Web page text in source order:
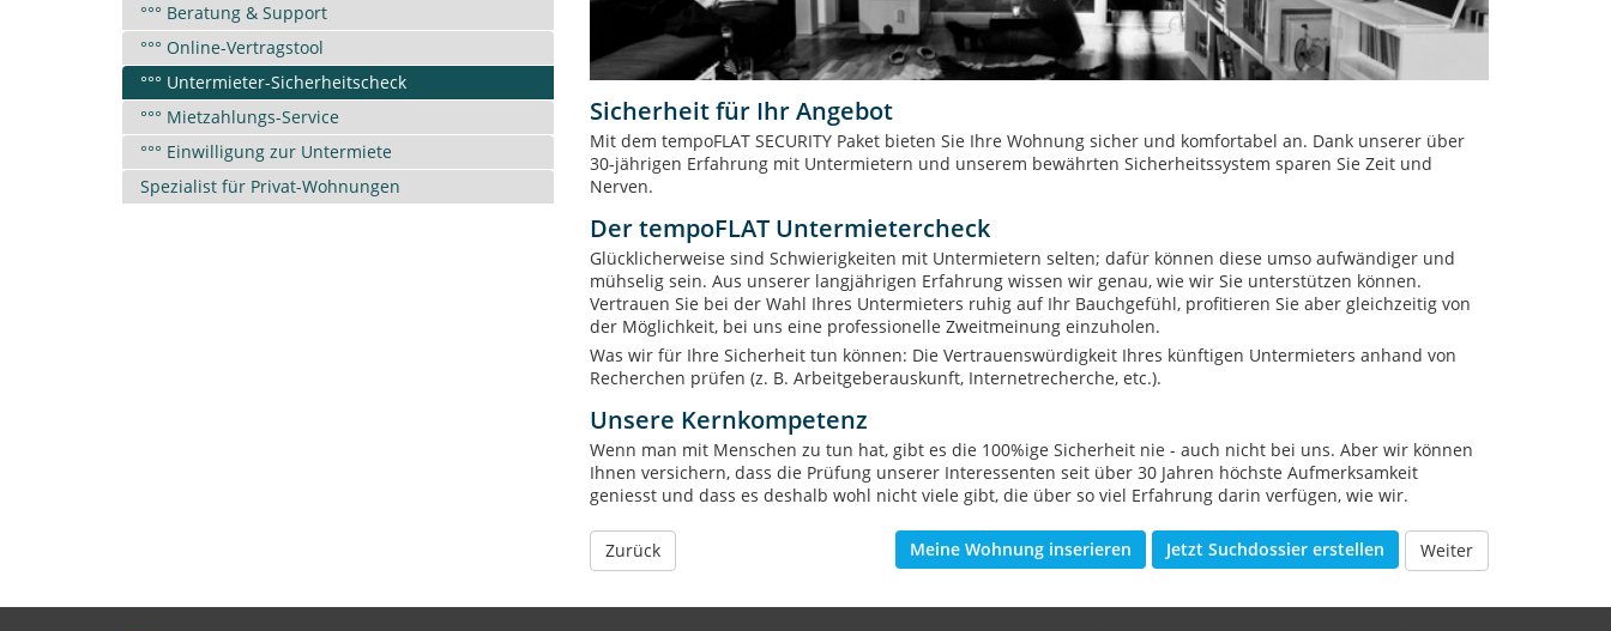
°°° Beratung & Support
°°° Online-Vertragstool
°°° Untermieter-Sicherheitscheck
°°° Mietzahlungs-Service
°°° Einwilligung zur Untermiete
Spezialist für Privat-Wohnungen
Sicherheit für Ihr Angebot
Mit dem tempoFLAT SECURITY Paket bieten Sie Ihre Wohnung sicher und komfortabel an. Dank unserer über
30-jährigen Erfahrung mit Untermietern und unserem bewährten Sicherheitssystem sparen Sie Zeit und
Nerven.
Der tempoFLAT Untermietercheck
Glücklicherweise sind Schwierigkeiten mit Untermietern selten; dafür können diese umso aufwändiger und
mühselig sein. Aus unserer langjährigen Erfahrung wissen wir genau, wie wir Sie unterstützen können.
Vertrauen Sie bei der Wahl Ihres Untermieters ruhig auf Ihr Bauchgefühl, profitieren Sie aber gleichzeitig von
der Möglichkeit, bei uns eine professionelle Zweitmeinung einzuholen.
Was wir für Ihre Sicherheit tun können: Die Vertrauenswürdigkeit Ihres künftigen Untermieters anhand von
Recherchen prüfen (z. B. Arbeitgeberauskunft, Internetrecherche, etc.).
Unsere Kernkompetenz
Wenn man mit Menschen zu tun hat, gibt es die 100%ige Sicherheit nie - auch nicht bei uns. Aber wir können
Ihnen versichern, dass die Prüfung unserer Interessenten seit über 30 Jahren höchste Aufmerksamkeit
geniesst und dass es deshalb wohl nicht viele gibt, die über so viel Erfahrung darin verfügen, wie wir.
Zurück Weiter
Jetzt Suchdossier erstellen
Meine Wohnung inserieren